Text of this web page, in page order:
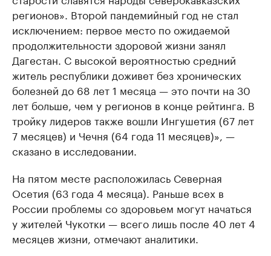
регионов». Второй пандемийный год не стал
исключением: первое место по ожидаемой
продолжительности здоровой жизни занял
Дагестан. С высокой вероятностью средний
житель республики доживет без хронических
болезней до 68 лет 1 месяца — это почти на 30
лет больше, чем у регионов в конце рейтинга. В
тройку лидеров также вошли Ингушетия (67 лет
7 месяцев) и Чечня (64 года 11 месяцев)», —
сказано в исследовании.
На пятом месте расположилась Северная
Осетия (63 года 4 месяца). Раньше всех в
России проблемы со здоровьем могут начаться
у жителей Чукотки — всего лишь после 40 лет 4
месяцев жизни, отмечают аналитики.